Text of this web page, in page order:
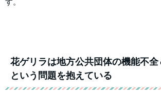
す。
花ゲリラは地方公共団体の機能不全
という問題を抱えている